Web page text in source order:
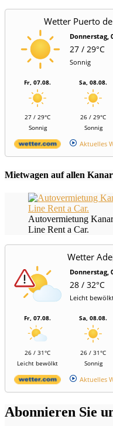
Wetter Puerto
Donnerstag,
27 / 29°C
Sonnig
Fr, 07.08.
27 / 29°C
Sonnig
Sa, 08.08.
26 / 29°C
Sonnig
Aktuelles
Mietwagen auf allen
Autovermietung
Line Rent a Car.
Wetter
Donnerstag,
28 / 32°C
Leicht
Fr, 07.08.
26 / 31°C
Leicht bewölkt
Sa, 08.08.
26 / 31°C
Sonnig
Aktuelles
Abonnieren Sie